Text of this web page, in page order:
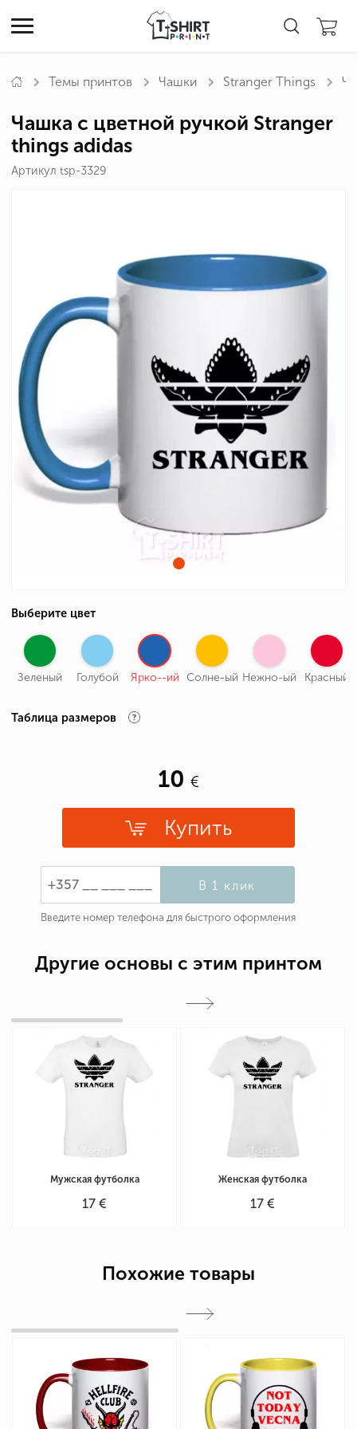
Темы принтов Чашки Stranger Things
Чашка с цветной ручкой Stranger
things adidas
Артикул tsp-3329
10
Купить
В 1 клик
Введите номер телефона для быстрого оформления
Выберите цвет
Зеленый Голубой Ярко--ий Солне-ый Нежно-ый Красный
Таблица размеров
Другие основы с этим принтом
Мужская футболка
17 €
Женская футболка
17 €
Похожие товары